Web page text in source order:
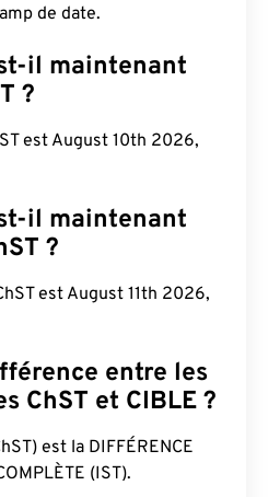
de date.
il maintenant
?
est August 10th 2026,
il maintenant
?
est August 11th 2026,
entre les
ChST et CIBLE ?
est la DIFFÉRENCE
(IST).